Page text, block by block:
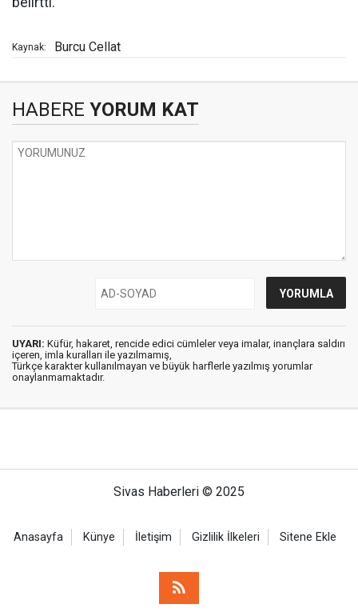
Kaynak: Burcu Cellat
HABERE YORUM KAT
UYARI: Küfür, hakaret, rencide edici cümleler veya imalar, inançlara saldırı
içeren, imla kuralları ile yazılmamış,
Türkçe karakter kullanılmayan ve büyük harflerle yazılmış yorumlar
onaylanmamaktadır.
Sivas Haberleri © 2025
Anasayfa Künye İletişim Gizlilik İlkeleri Sitene Ekle